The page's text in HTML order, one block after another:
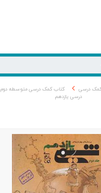
درسی کتاب کمک درسی متوسطه دوم
درسی یازدهم